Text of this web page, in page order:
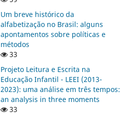
Um breve histórico da
alfabetização no Brasil: alguns
apontamentos sobre políticas e
métodos
33
Projeto Leitura e Escrita na
Educação Infantil - LEEI (2013-
2023): uma análise em três tempos:
an analysis in three moments
33